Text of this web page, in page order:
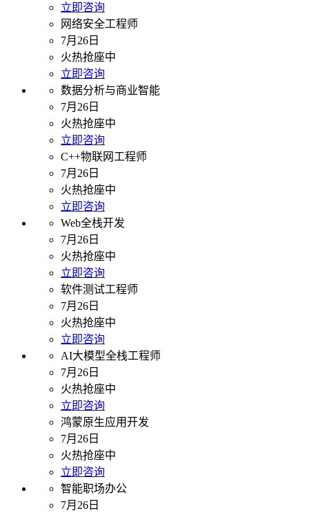
立即咨询
网络安全工程师
7月26日
火热抢座中
立即咨询
数据分析与商业智能
7月26日
火热抢座中
立即咨询
C++物联网工程师
7月26日
火热抢座中
立即咨询
Web全栈开发
7月26日
火热抢座中
立即咨询
软件测试工程师
7月26日
火热抢座中
立即咨询
AI大模型全栈工程师
7月26日
火热抢座中
立即咨询
鸿蒙原生应用开发
7月26日
火热抢座中
立即咨询
智能职场办公
7月26日